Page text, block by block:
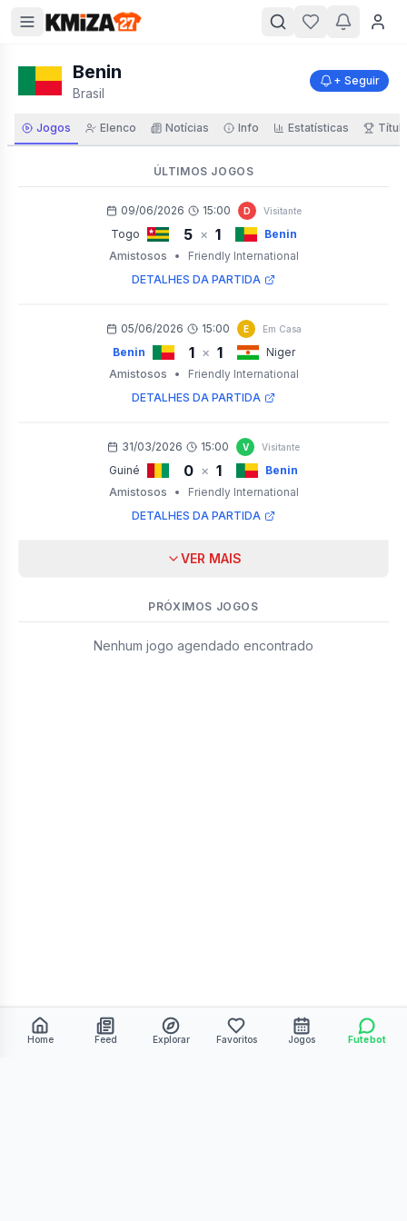
Benin
Brasil
+ Seguir
Jogos Elenco Notícias Info Estatísticas
ÚLTIMOS JOGOS
09/06/2026 15:00 D Visitante
Togo 5 × 1
Benin
Amistosos
•
Friendly International
DETALHES DA PARTIDA
05/06/2026 15:00 E Em Casa
Benin 1 × 1
Niger
Amistosos
•
Friendly International
DETALHES DA PARTIDA
31/03/2026 15:00 V Visitante
Guiné 0 × 1
Benin
Amistosos
•
Friendly International
DETALHES DA PARTIDA
VER MAIS
PRÓXIMOS JOGOS
Nenhum jogo agendado encontrado
Home Feed Explorar Favoritos Jogos Futebot